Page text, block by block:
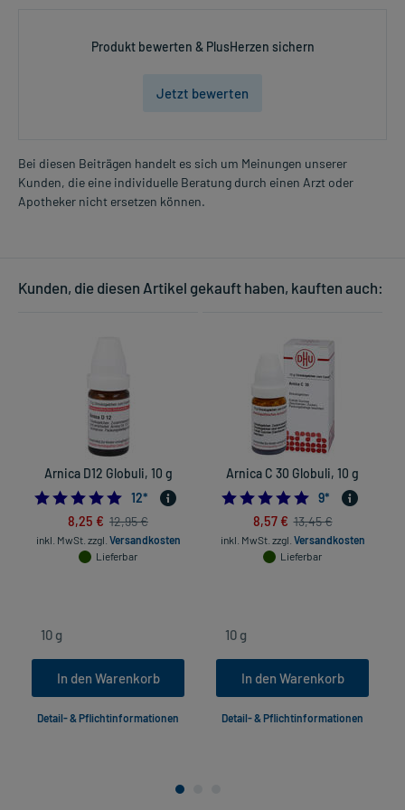
Produkt bewerten & PlusHerzen sichern
Jetzt bewerten
Bei diesen Beiträgen handelt es sich um Meinungen unserer
Kunden, die eine individuelle Beratung durch einen Arzt oder
Apotheker nicht ersetzen können.
Kunden, die diesen Artikel gekauft haben, kauften auch:
Arnica D12 Globuli, 10 g
5.0
12*
8,25 € 12,95 €
inkl. MwSt. zzgl. Versandkosten
Lieferbar
In den Warenkorb
Detail- & Pflichtinformationen
Arnica C 30 Globuli, 10 g
9*
8,57 € 13,45 €
inkl. MwSt. zzgl. Versandkosten
Lieferbar
In den Warenkorb
Detail- & Pflichtinformationen